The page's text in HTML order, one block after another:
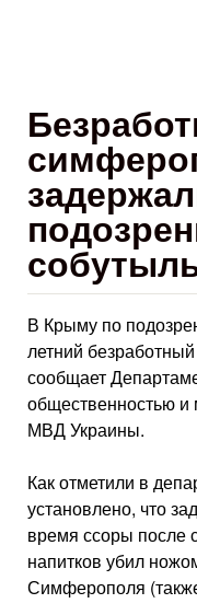
В Крыму по
летний
сообщает
общественностью и
МВД Украины.
Как отметили в
установлено, что
время ссоры после
напитков убил
Симферополя